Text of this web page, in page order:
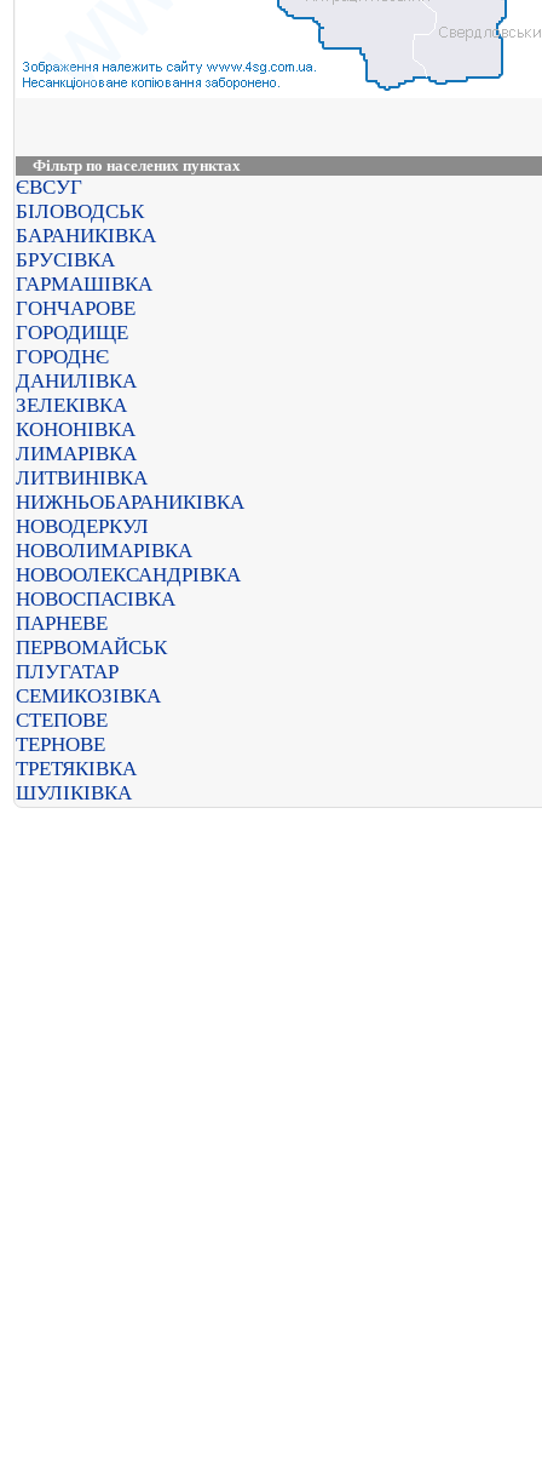
Фільтр по населених пунктах
ЄВСУГ
БІЛОВОДСЬК
БАРАНИКІВКА
БРУСІВКА
ГАРМАШІВКА
ГОНЧАРОВЕ
ГОРОДИЩЕ
ГОРОДНЄ
ДАНИЛІВКА
ЗЕЛЕКІВКА
КОНОНІВКА
ЛИМАРІВКА
ЛИТВИНІВКА
НИЖНЬОБАРАНИКІВКА
НОВОДЕРКУЛ
НОВОЛИМАРІВКА
НОВООЛЕКСАНДРІВКА
НОВОСПАСІВКА
ПАРНЕВЕ
ПЕРВОМАЙСЬК
ПЛУГАТАР
СЕМИКОЗІВКА
СТЕПОВЕ
ТЕРНОВЕ
ТРЕТЯКІВКА
ШУЛІКІВКА